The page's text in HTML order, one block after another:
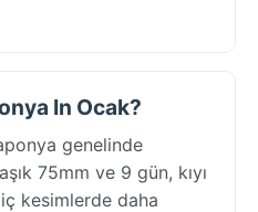
In Ocak?
genelinde
75mm ve 9 gün, kıyı
kesimlerde daha